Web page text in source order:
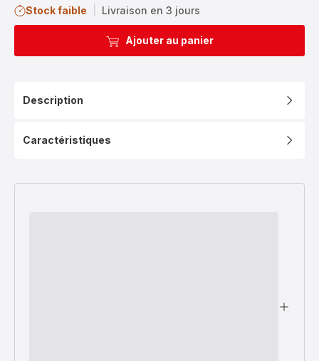
Stock faible Livraison en 3 jours
Ajouter au panier
Description
Caractéristiques